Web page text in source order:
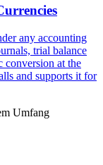
any accounting
trial balance
at the
and supports it for
Umfang